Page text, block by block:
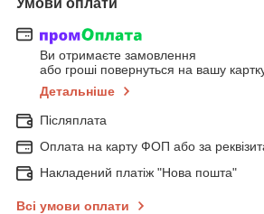
Ви отримаєте замовлення
або гроші повернуться на вашу
Детальніше
Післяплата
Оплата на карту ФОП або за
Накладений платіж "Нова пошта"
Всі умови оплати